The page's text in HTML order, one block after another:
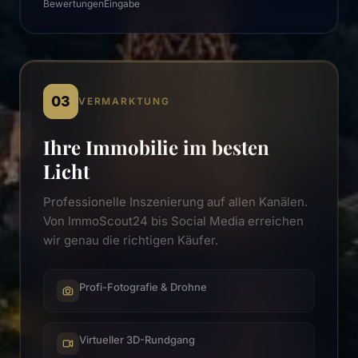
BewertungenEingabe
03 VERMARKTUNG
Ihre Immobilie im besten
Licht
Professionelle Inszenierung auf allen Kanälen.
Von ImmoScout24 bis Social Media erreichen
wir genau die richtigen Käufer.
Profi-Fotografie & Drohne
Virtueller 3D-Rundgang